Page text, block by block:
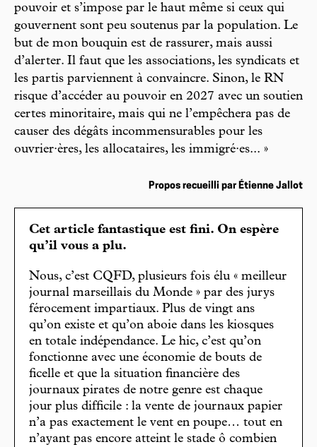
pouvoir et s’impose par le haut même si ceux qui
gouvernent sont peu soutenus par la population. Le
but de mon bouquin est de rassurer, mais aussi
d’alerter. Il faut que les associations, les syndicats et
les partis parviennent à convaincre. Sinon, le RN
risque d’accéder au pouvoir en 2027 avec un soutien
certes minoritaire, mais qui ne l’empêchera pas de
causer des dégâts incommensurables pour les
ouvrier·ères, les allocataires, les immigré·es... »
Propos recueilli par Étienne Jallot
Cet article fantastique est fini. On espère
qu’il vous a plu.
Nous, c’est CQFD, plusieurs fois élu « meilleur
journal marseillais du Monde » par des jurys
férocement impartiaux. Plus de vingt ans
qu’on existe et qu’on aboie dans les kiosques
en totale indépendance. Le hic, c’est qu’on
fonctionne avec une économie de bouts de
ficelle et que la situation financière des
journaux pirates de notre genre est chaque
jour plus difficile : la vente de journaux papier
n’a pas exactement le vent en poupe… tout en
n’ayant pas encore atteint le stade ô combien